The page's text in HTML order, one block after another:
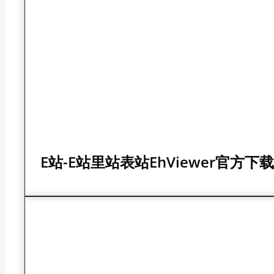
E站-E站里站表站EhViewer官方下